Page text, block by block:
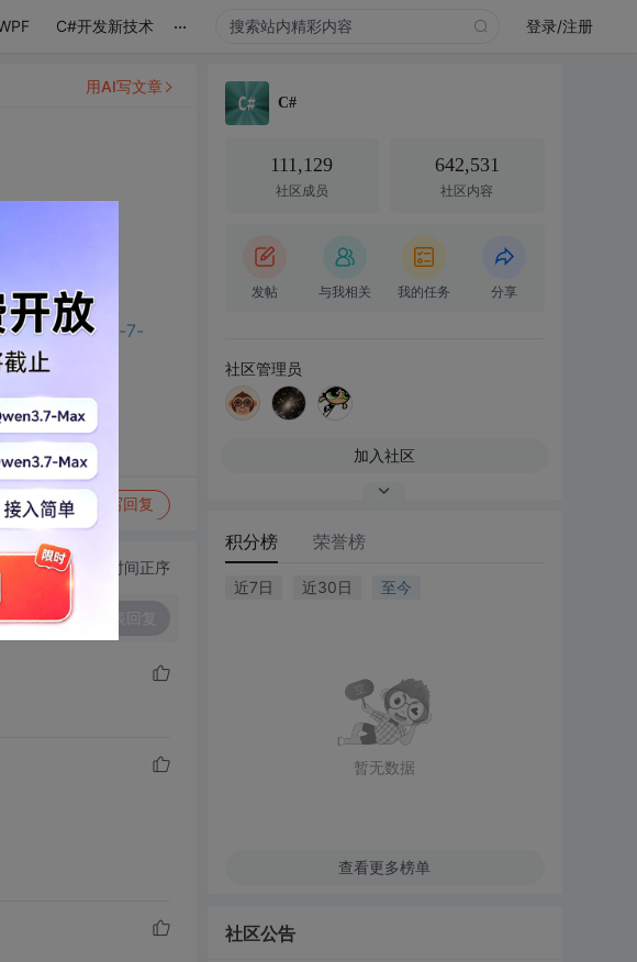
C#开发新技术 ... 登录/注册
phone-7-
写回复
用AI写文章
切换为时间正序
C#
111,129
社区成员
642,531
社区内容
发帖 与我相关 我的任务 分享
社区管理员
加入社区
积分榜 荣誉榜
近7日 近30日 至今
暂无数据
查看更多榜单
社区公告